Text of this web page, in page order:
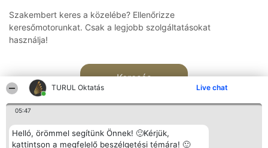
TURUL Oktatás Live chat
05:47
Helló, örömmel segítünk Önnek! 🙂Kérjük,
kattintson a megfelelő beszélgetési témára! 🙂
Szakembert keres a közelébe? Ellenőrizze
keresőmotorunkat. Csak a legjobb szolgáltatásokat
használja!
Keresés